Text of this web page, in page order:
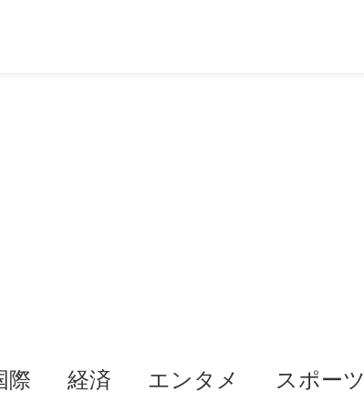
際 経済 エンタメ スポーツ